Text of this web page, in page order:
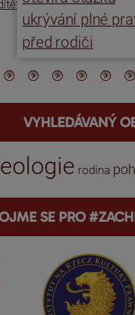
ukrývání plné
před rodiči
VYHLEDÁVANÝ
rodina
SE PRO